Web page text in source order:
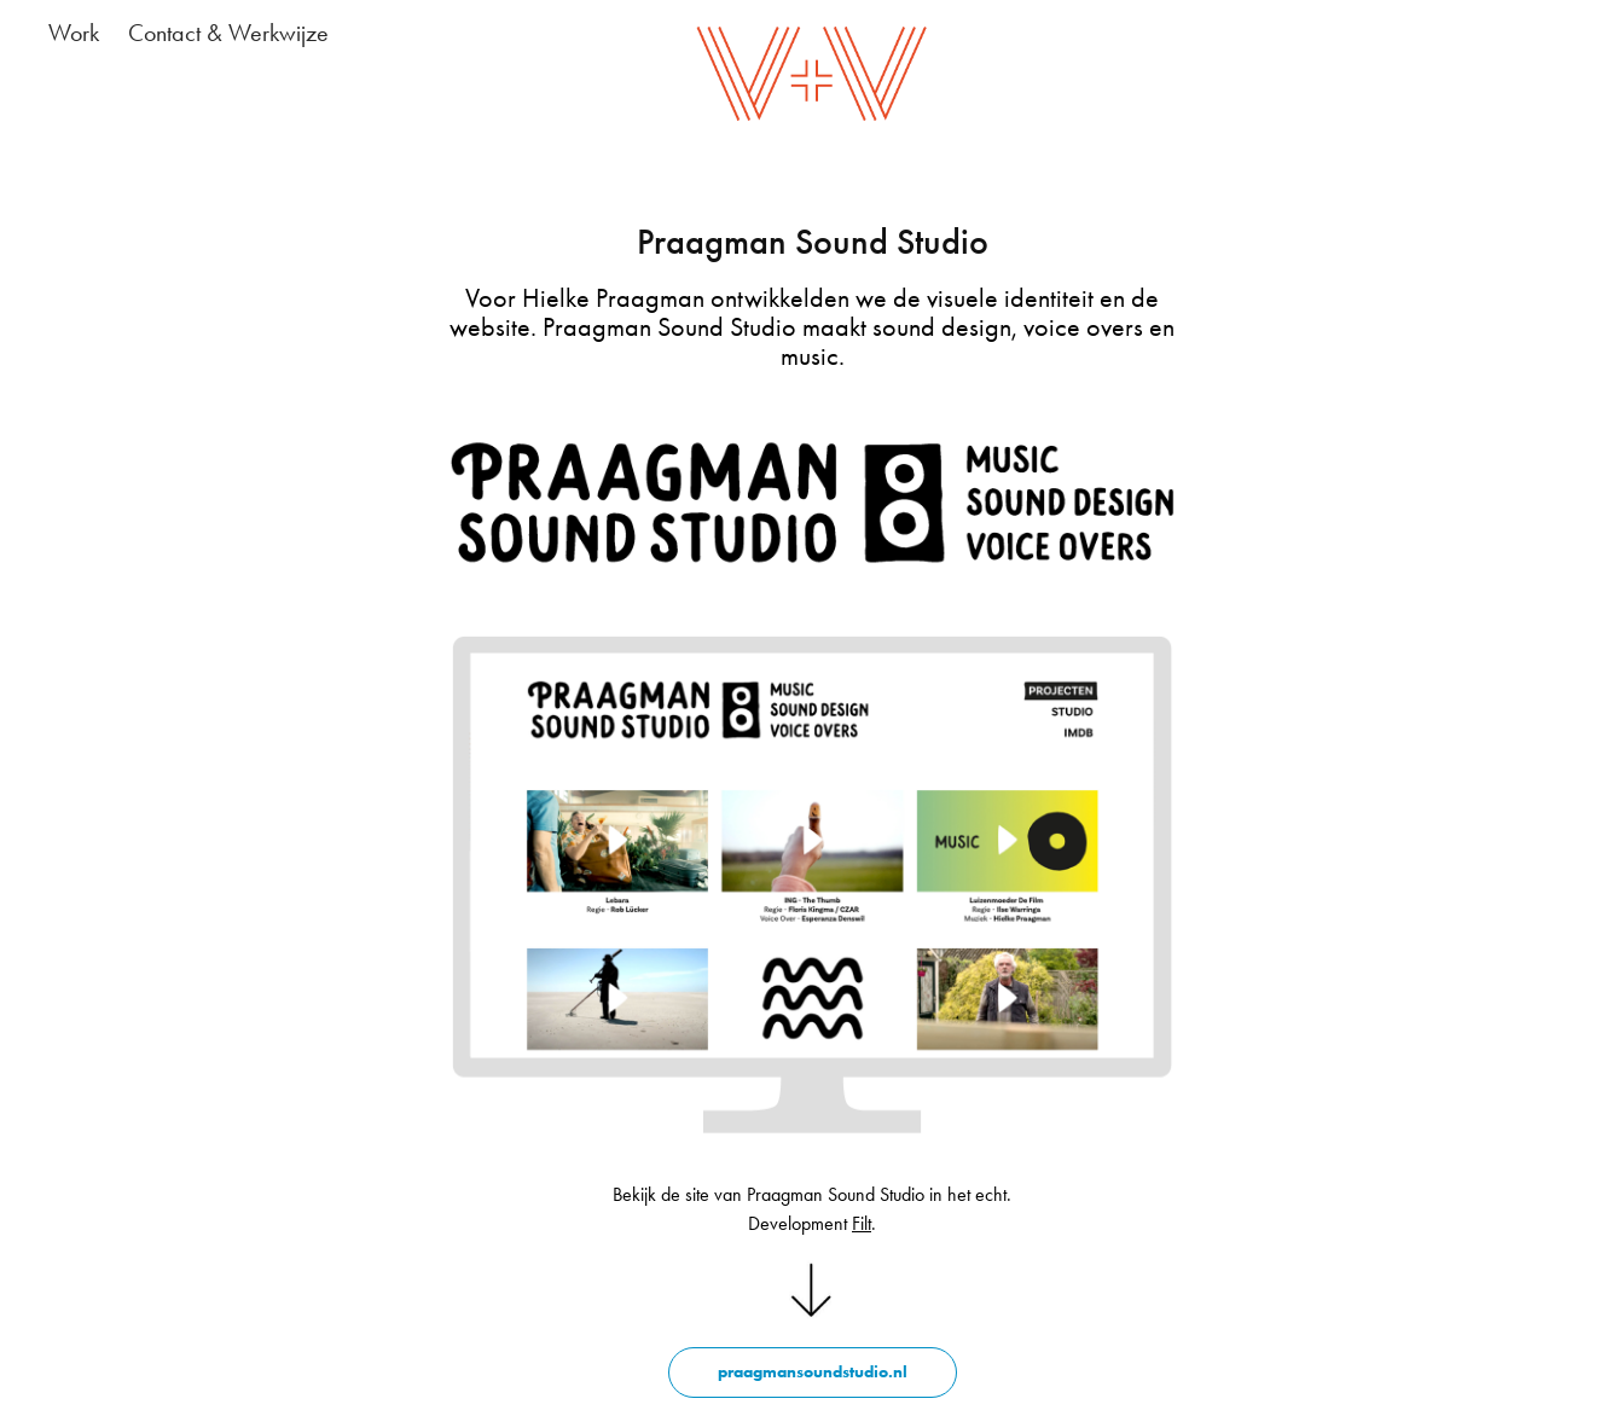
Work Contact & Werkwijze
Praagman Sound Studio
Voor Hielke Praagman ontwikkelden we de visuele identiteit en de
website. Praagman Sound Studio maakt sound design, voice overs en
music.
Bekijk de site van Praagman Sound Studio in het echt.
Development Filt.
praagmansoundstudio.nl